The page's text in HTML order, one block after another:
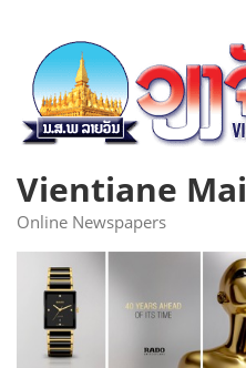
content
Vientiane Mai
Online Newspapers